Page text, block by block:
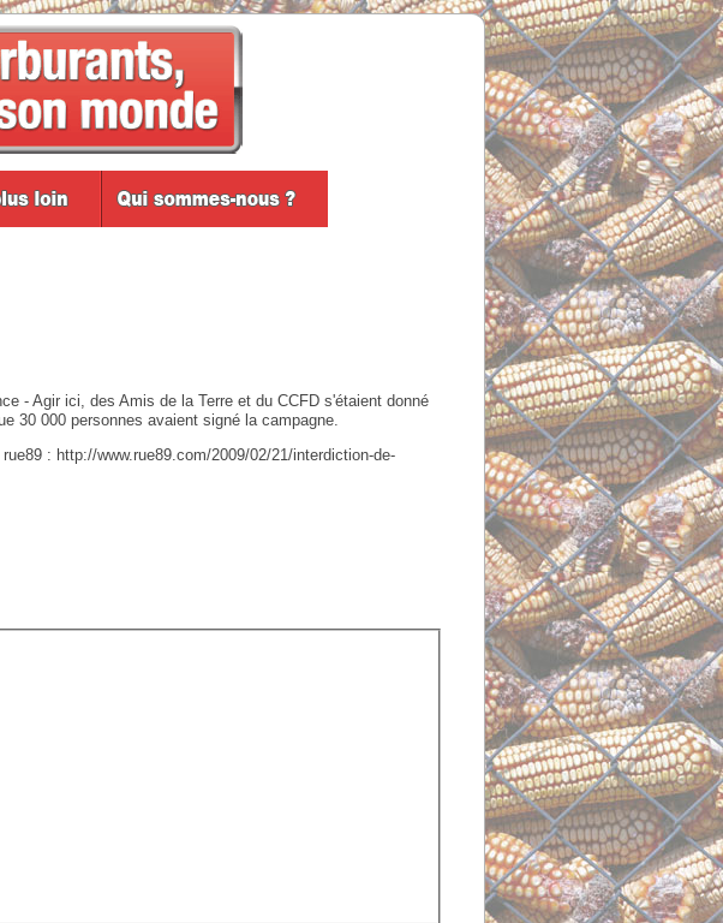
- Agir ici, des Amis de la Terre et du CCFD s'étaient donné
30 000 personnes avaient signé la campagne.
: http://www.rue89.com/2009/02/21/interdiction-de-